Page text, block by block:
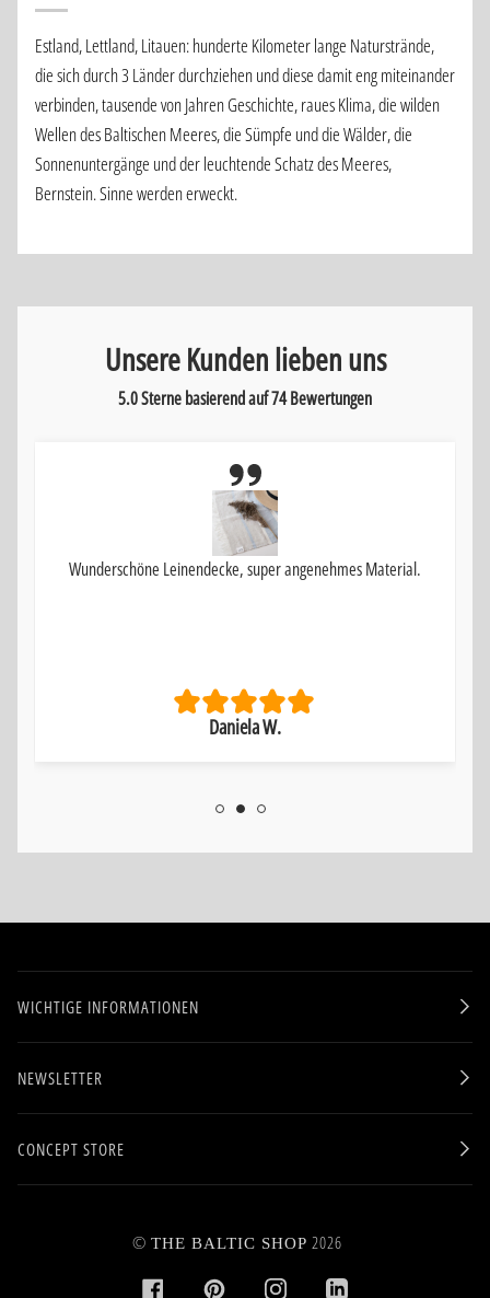
Estland, Lettland, Litauen: hunderte Kilometer lange Naturstrände,
die sich durch 3 Länder durchziehen und diese damit eng miteinander
verbinden, tausende von Jahren Geschichte, raues Klima, die wilden
Wellen des Baltischen Meeres, die Sümpfe und die Wälder, die
Sonnenuntergänge und der leuchtende Schatz des Meeres,
Bernstein. Sinne werden erweckt.
Unsere Kunden lieben uns
5.0 Sterne basierend auf74Bewertungen
Wunderschöne Leinendecke, super angenehmes Material.
Daniela W.
WICHTIGE INFORMATIONEN
NEWSLETTER
CONCEPT STORE
© THE BALTIC SHOP 2026